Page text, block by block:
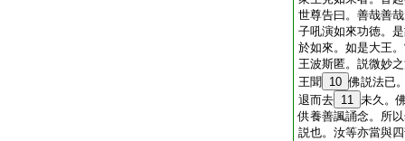
世尊告曰。善哉善
子吼演如來功徳。
於如來。如是大王
王波斯匿。説微妙
王聞
10 佛説法已
退而去 11 未久。
供養善諷誦念。所
説也。汝等亦當與